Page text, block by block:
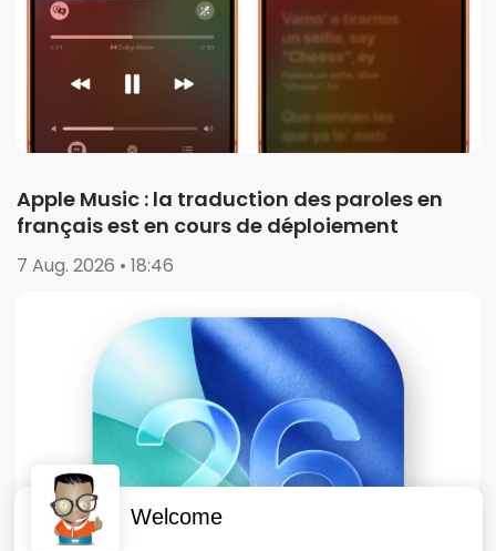
Apple Music : la traduction des paroles en
français est en cours de déploiement
7 Aug. 2026 • 18:46
Welcome